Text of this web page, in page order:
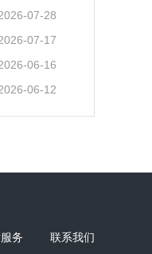
07-28
07-17
06-16
06-12
务 联系我们